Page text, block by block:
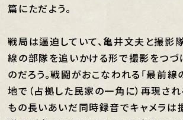
篇にただよう。
戦局は逼迫していて、亀井文夫と撮影
線の部隊を追いかける形で撮影をつづ
のだろう。戦闘がおこなわれる「最前線
地で（占拠した民家の一角に）再現さ
もの長いあいだ同時録音でキャメラは